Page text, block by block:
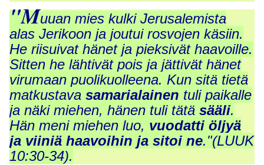
"Muuan mies kulki Jerusalemista
alas Jerikoon ja joutui rosvojen käsiin.
He riisuivat hänet ja pieksivät haavoille.
Sitten he lähtivät pois ja jättivät hänet
virumaan puolikuolleena. Kun sitä tietä
matkustavasamarialainen tuli paikalle
ja näki miehen, hänen tuli tätäsääli.
Hän meni miehen luo, vuodatti öljyä
ja viiniä haavoihin ja sitoi ne."(LUUK
10:30-34).